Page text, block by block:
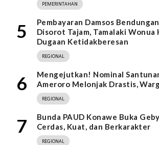
PEMERINTAHAN
5
Pembayaran Damsos
Disorot Tajam, Tamalaki Wonua
Dugaan Ketidakberesan
REGIONAL
6
Mengejutkan! Nominal
Ameroro Melonjak Drastis,
REGIONAL
7
Bunda PAUD Konawe Buka
Cerdas, Kuat, dan Berkarakter
REGIONAL